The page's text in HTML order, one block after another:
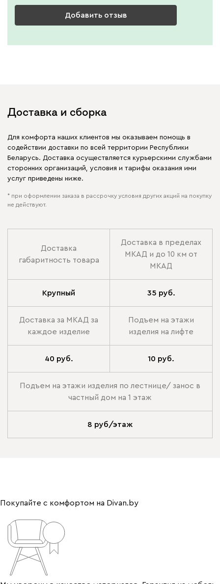
Добавить отзыв
Доставка и сборка
Для комфорта наших клиентов мы оказываем помощь в
содействии доставки по всей территории Республики
Беларусь. Доставка осуществляется курьерскими службами
сторонних организаций, условия и тарифы оказания ими
услуг приведены ниже.
* при оформлении заказа в рассрочку условия других акций на покупку
не действуют.
Доставка
габаритность товара
Доставка в пределах
МКАД и до 10 км от
МКАД
Крупный 35 руб.
Доставка за МКАД за
каждое изделие
Подъем на этажи
изделия на лифте
40 руб. 10 руб.
Подъем на этажи изделия по лестнице/ занос в
частный дом на 1 этаж
8 руб/этаж
Покупайте с комфортом на Divan.by